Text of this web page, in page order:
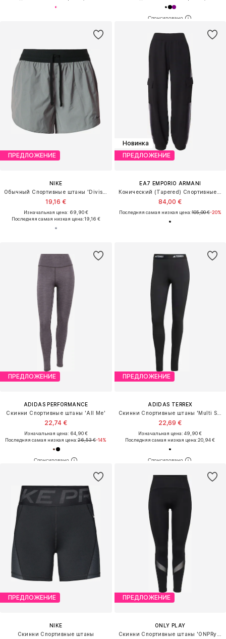
ПРЕДЛОЖЕНИЕ
NIKE
19,16 €
Изначальная цена: 69,90 €
Последняя самая низкая цена:19,16 €
Новинка
ПРЕДЛОЖЕНИЕ
EA7 EMPORIO ARMANI
84,00 €
Последняя самая низкая цена:105,00 €-20%
ПРЕДЛОЖЕНИЕ
ADIDAS PERFORMANCE
Скинни Спортивные штаны 'All Me'
22,74 €
Изначальная цена: 64,90 €
Последняя самая низкая цена:26,53 €-14%
ПРЕДЛОЖЕНИЕ
ADIDAS TERREX
22,69 €
Изначальная цена: 49,90 €
Последняя самая низкая цена:20,94 €
ПРЕДЛОЖЕНИЕ
NIKE
Скинни Спортивные штаны
ПРЕДЛОЖЕНИЕ
ONLY PLAY